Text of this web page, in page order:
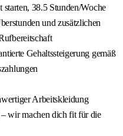
38.5 Stunden/Woche
und zusätzlichen
Gehaltssteigerung gemäß
Arbeitskleidung
wir machen dich fit für die